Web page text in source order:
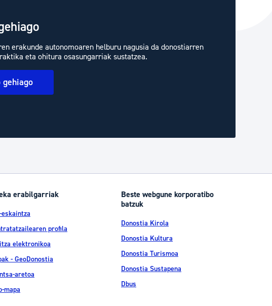
erakunde autonomoaren helburu nagusia da donostiarren
eta ohitura osasungarriak sustatzea.
gehiago
erabilgarriak
eskaintza
profila
elektronikoa
- GeoDonostia
aretoa
mapa
Beste webgune korporatibo
batzuk
Donostia Kirola
Donostia Kultura
Donostia Turismoa
Donostia Sustapena
Dbus